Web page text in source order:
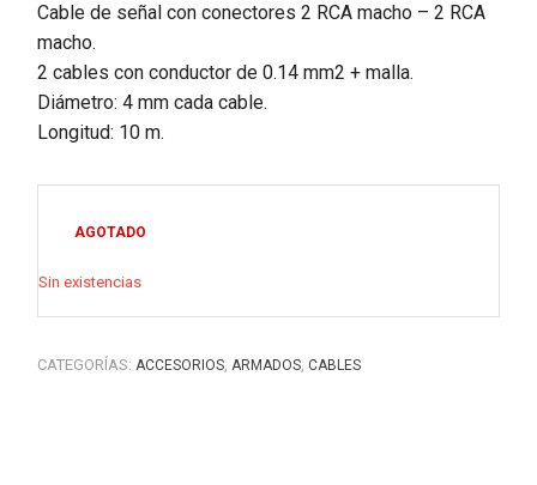
Cable de señal con conectores 2 RCA macho – 2 RCA
macho.
2 cables con conductor de 0.14 mm2 + malla.
Diámetro: 4 mm cada cable.
Longitud: 10 m.
AGOTADO
Sin existencias
CATEGORÍAS: ACCESORIOS, ARMADOS, CABLES